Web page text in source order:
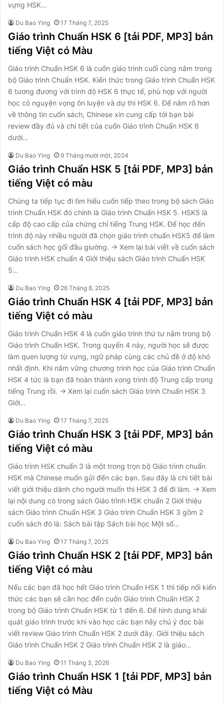
vựng HSK…
Du Bao Ying 17 Tháng 7, 2025
Giáo trình Chuẩn HSK 6 [tải PDF, MP3] bản
tiếng Việt có Màu
Giáo trình Chuẩn HSK 6 là cuốn giáo trình cuối cùng nằm trong
bộ Giáo trình Chuẩn HSK. Kiến thức trong Giáo trình Chuẩn HSK
6 tương đương với trình độ HSK 6 thực tế, phù hợp với người
học có nguyện vọng ôn luyện và dự thi HSK 6. Để nắm rõ hơn
về thông tin cuốn sách, Chinese xin cung cấp tới bạn bài
review đầy đủ và chi tiết của cuốn Giáo trình Chuẩn HSK 6
dưới…
Du Bao Ying 9 Tháng mười một, 2024
Giáo trình Chuẩn HSK 5 [tải PDF, MP3] bản
tiếng Việt có màu
Chúng ta tiếp tục đi tìm hiểu cuốn tiếp theo trong bộ sách Giáo
trình Chuẩn HSK đó chính là Giáo trình Chuẩn HSK 5. HSK5 là
cấp độ cao cấp của chứng chỉ tiếng Trung HSK. Để học đến
trình độ này nhiều người đã chọn giáo trình chuẩn HSK5 để làm
cuốn sách học gối đầu giường. → Xem lại bài viết về cuốn sách
Giáo trình HSK chuẩn 4 Giới thiệu sách Giáo trình Chuẩn HSK
5…
Du Bao Ying 26 Tháng 8, 2025
Giáo trình Chuẩn HSK 4 [tải PDF, MP3] bản
tiếng Việt có màu
Giáo trình Chuẩn HSK 4 là cuốn giáo trình thứ tư nằm trong bộ
Giáo trình Chuẩn HSK. Trong quyển 4 này, người học sẽ được
làm quen lượng từ vựng, ngữ pháp cùng các chủ đề ở độ khó
nhất định. Khi nắm vững chương trình học của Giáo trình Chuẩn
HSK 4 tức là bạn đã hoàn thành xong trình độ Trung cấp trong
tiếng Trung rồi. → Xem lại cuốn sách Giáo trình Chuẩn HSK 3
Giới…
Du Bao Ying 17 Tháng 7, 2025
Giáo trình Chuẩn HSK 3 [tải PDF, MP3] bản
tiếng Việt có màu
Giáo trình HSK chuẩn 3 là một trong trọn bộ Giáo trình chuẩn
HSK mà Chinese muốn gửi đến các bạn. Sau đây là chi tiết bài
viết giới thiệu dành cho người muốn thi HSK 3 để đi làm. → Xem
lại nội dung có trong sách Giáo trình HSK chuẩn 2 Giới thiệu
sách Giáo trình Chuẩn HSK 3 Giáo trình Chuẩn HSK 3 gồm 2
cuốn sách đó là: Sách bài tập Sách bài học Một số…
Du Bao Ying 17 Tháng 7, 2025
Giáo trình Chuẩn HSK 2 [tải PDF, MP3] bản
tiếng Việt có màu
Nếu các bạn đã học hết Giáo trình Chuẩn HSK 1 thì tiếp nối kiến
thức các bạn sẽ cần học đến cuốn Giáo trình Chuẩn HSK 2
trong bộ Giáo trình Chuẩn HSK từ 1 đến 6. Để hình dung khái
quát giáo trình trước khi vào học các bạn hãy chú ý đọc bài
viết review Giáo trình Chuẩn HSK 2 dưới đây. Giới thiệu sách
Giáo trình Chuẩn HSK 2 Giáo trình Chuẩn HSK 2 là giáo…
Du Bao Ying 11 Tháng 3, 2026
Giáo trình Chuẩn HSK 1 [tải PDF, MP3] bản
tiếng Việt có Màu